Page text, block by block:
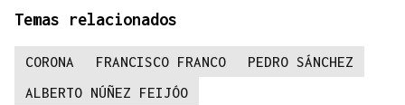
Temas relacionados
CORONA FRANCISCO FRANCO
PEDRO SÁNCHEZ
ALBERTO NÚÑEZ FEIJÓO